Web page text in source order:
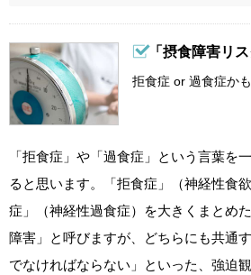
「摂食障害リ
拒食症 or 過食症か
「拒食症」や「過食症」という言葉を
ると思います。「拒食症」（神経性食
症」（神経性過食症）を大きくまとめ
障害」と呼びますが、どちらにも共通
でなければならない」といった、強迫